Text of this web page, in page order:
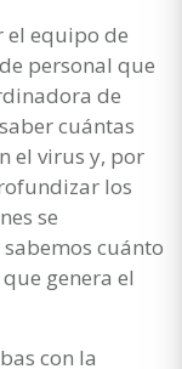
el equipo de
personal que
de
cuántas
el virus y, por
los
se
cuánto
genera el
con la